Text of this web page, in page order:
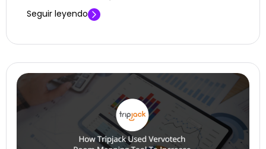
Seguir leyendo